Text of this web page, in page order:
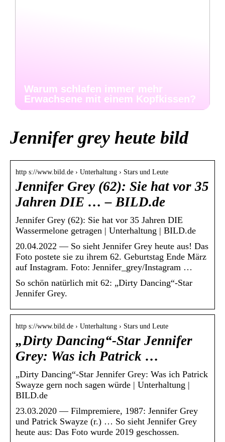
Warum schlafen immer mehr
Erwachsene mit einem Kopfkissen?
Jennifer grey heute bild
http s://www.bild.de › Unterhaltung › Stars und Leute
Jennifer Grey (62): Sie hat vor 35
Jahren DIE … – BILD.de
Jennifer Grey (62): Sie hat vor 35 Jahren DIE
Wassermelone getragen | Unterhaltung | BILD.de
20.04.2022 — So sieht Jennifer Grey heute aus! Das
Foto postete sie zu ihrem 62. Geburtstag Ende März
auf Instagram. Foto: Jennifer_grey/Instagram …
So schön natürlich mit 62: „Dirty Dancing“-Star
Jennifer Grey.
http s://www.bild.de › Unterhaltung › Stars und Leute
„Dirty Dancing“-Star Jennifer
Grey: Was ich Patrick …
„Dirty Dancing“-Star Jennifer Grey: Was ich Patrick
Swayze gern noch sagen würde | Unterhaltung |
BILD.de
23.03.2020 — Filmpremiere, 1987: Jennifer Grey
und Patrick Swayze (r.) … So sieht Jennifer Grey
heute aus: Das Foto wurde 2019 geschossen.